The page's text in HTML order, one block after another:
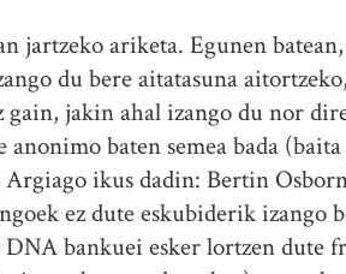
jartzeko ariketa. Egunen
du bere aitatasuna
gain, jakin ahal izango du nor
baten semea bada
ikus dadin: Bertin
ez dute eskubiderik izango
DNA bankuei esker lortzen dute